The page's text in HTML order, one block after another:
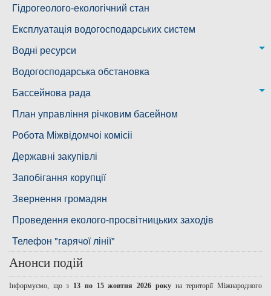
Воскресенська дільниця – водогін № 3
Ковалівська дільниця
Новобузька дільниця
Снігурівська дільниця
Дільниця з обслуговування насосного обладнання та
водоочисних установок
Лабораторія моніторингу вод
Лабораторія питного водопостачання
Гідрогеолого-екологічний стан
Експлуатація водогосподарських систем
Водні ресурси
Режими роботи водних об’єктів
Водогосподарська обстановка
Бассейнова рада
Басейнова рада Південного Бугу
Басейнова рада нижнього Дніпра
Басейнова рада річок Причорномор'я
План управління річковим басейном
Робота Міжвідомчоі комісіі
Державні закупівлі
Запобігання корупції
Звернення громадян
Проведення еколого-просвітницьких заходів
Телефон "гарячої лінії"
Анонси подій
Інформуємо, що з 13 по 15 жовтня 2026 рокуна території Міжнародного